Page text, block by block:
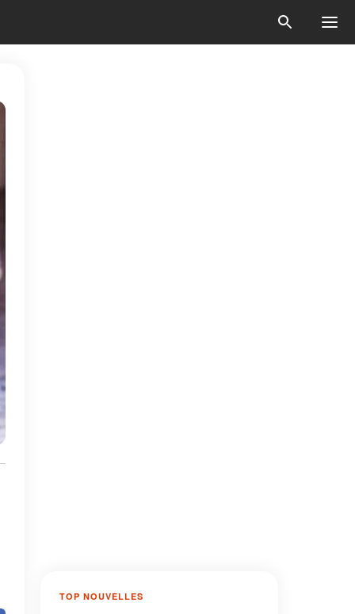
TOP NOUVELLES